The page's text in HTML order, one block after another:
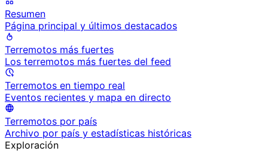
Resumen
Página principal y últimos destacados
Terremotos más fuertes
Los terremotos más fuertes del feed
Terremotos en tiempo real
Eventos recientes y mapa en directo
Terremotos por país
Archivo por país y estadísticas históricas
Exploración